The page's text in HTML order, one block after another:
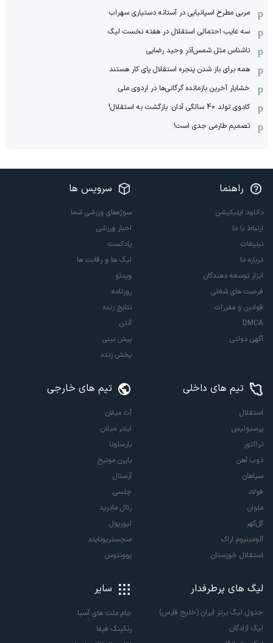
مربی مطرح اسپانیایی در آستانه دستیاری سهراب
سه غایب احتمالی استقلال در هفته نخست لیگ
ناشناس مثل شمس‌آذرِ وحید رضایی
همه برای باز شدن پنجره استقلال پای کار هستند
خشایار آخرین بازمانده گرگانی‌ها در اردوی ملی
کادوی تولد 40 سالگی آدان: بازگشت به استقلال!
تصمیم طارمی جدی است!
راهنما
دانلود اپلیکیشن
ارتباط با ما
تبلیغات
درباره ما
ابزار توسعه دهندگان
فرصت های شغلی
قوانین و مقررات
DMCA
آگهی دولتی
سرویس ها
سوژه‌های ورزشی شما
اخبار ورزشی
پادکست
لیگ ها و رقابت ها
ویدئو
روزنامه
نتایج زنده
آنتن
پیش بینی
پخش زنده
تیم های داخلی
استقلال
پرسپولیس
تراکتور
ذوب آهن
سپاهان
فولاد
ملوان
گل‌گهر
آلومینیوم اراک
استقلال خوزستان
تیم های خارجی
آث میلان
اینتر میلان
بارسلونا
بایرن مونیخ
آرسنال
چلسی
رئال مادرید
لیورپول
منچستریونایتد
یوونتوس
لیگ های پرطرفدار
جدول لیگ برتر ایران (خلیج فارس)
لیگ آزادگان
سایر
جام ملت های آسیا
رنکینگ فیفا